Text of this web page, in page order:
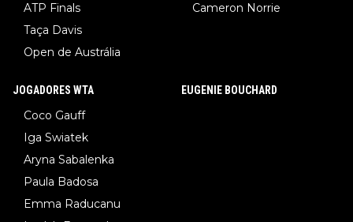
ATP Finals
Taça Davis
Open de Austrália
Cameron Norrie
JOGADORES WTA
Coco Gauff
Iga Swiatek
Aryna Sabalenka
Paula Badosa
Emma Raducanu
EUGENIE BOUCHARD